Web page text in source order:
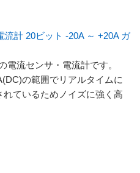
計 20ビット -20A ～ +20A ガ
電流センサ・電流計です。
の範囲でリアルタイムに
ているためノイズに強く高